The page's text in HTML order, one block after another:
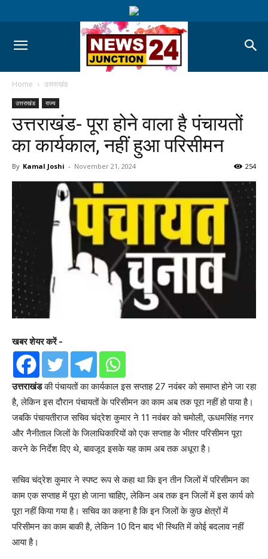
Home उत्तराखंड
उत्तराखंड राज्य
उत्तराखंड- पूरा होने वाला है पंचायतों
का कार्यकाल, नहीं हुआ परिसीमन
By Kamal Joshi - November 21, 2024 254
खबर शेयर करें -
उत्तराखंडकी पंचायतों का कार्यकाल इस सप्ताह 27 नवंबर को समाप्त होने जा रहा
है, लेकिन इस दौरान पंचायतों के परिसीमन का काम अब तक पूरा नहीं हो पाया है।
जबकि पंचायतीराज सचिव चंद्रेश कुमार ने 11 नवंबर को चमोली, ऊधमसिंह नगर
और नैनीताल जिलों के जिलाधिकारियों को एक सप्ताह के भीतर परिसीमन पूरा
करने के निर्देश दिए थे, बावजूद इसके यह काम अब तक अधूरा है।
सचिव चंद्रेश कुमार ने स्पष्ट रूप से कहा था कि इन तीन जिलों में परिसीमन का
काम एक सप्ताह में पूरा हो जाना चाहिए, लेकिन अब तक इन जिलों में इस कार्य को
पूरा नहीं किया गया है। सचिव का कहना है कि इन जिलों के कुछ क्षेत्रों में
परिसीमन का काम बाकी है, लेकिन 10 दिन बाद भी स्थिति में कोई बदलाव नहीं
आया है।